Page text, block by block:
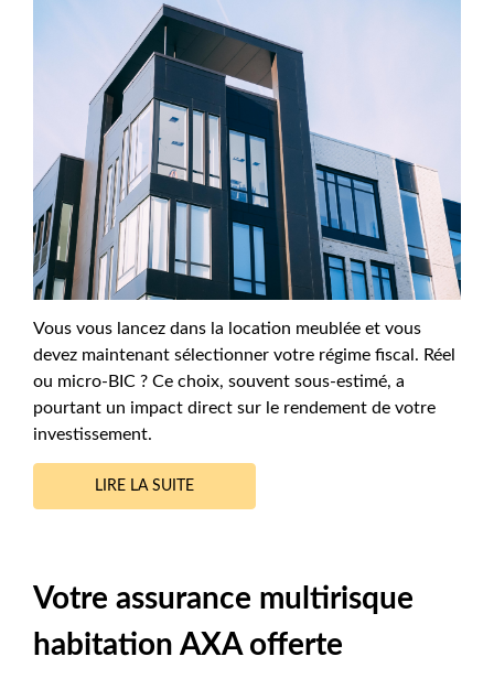
Vous vous lancez dans la location meublée et vous
devez maintenant sélectionner votre régime fiscal. Réel
ou micro-BIC ? Ce choix, souvent sous-estimé, a
pourtant un impact direct sur le rendement de votre
investissement.
LIRE LA SUITE
Votre assurance multirisque
habitation AXA offerte